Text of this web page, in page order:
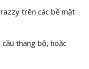
trên các bề mặt
thang bộ, hoặc